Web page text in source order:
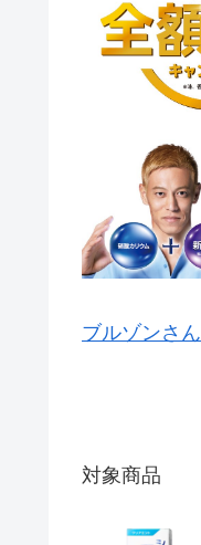
ブルゾンさん
対象商品